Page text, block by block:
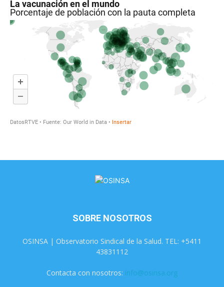
SOBRE NOSOTROS
OSINSA | Observatorio Sindical de la Salud. TEL: +5411
43831112
Contacta con nosotros: info@osinsa.org